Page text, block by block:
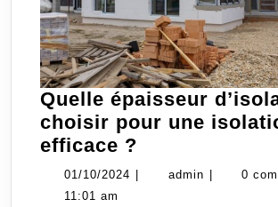
Quelle épaisseur
choisir pour une
efficace ?
épaisseur
01/10/2024 01/10/2024
admin admin0
11:01 am